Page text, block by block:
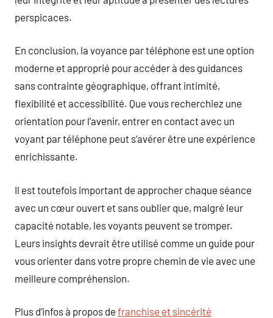
perspicaces.
En conclusion, la voyance par téléphone est une option
moderne et approprié pour accéder à des guidances
sans contrainte géographique, offrant intimité,
flexibilité et accessibilité. Que vous recherchiez une
orientation pour l’avenir, entrer en contact avec un
voyant par téléphone peut s’avérer être une expérience
enrichissante.
Il est toutefois important de approcher chaque séance
avec un cœur ouvert et sans oublier que, malgré leur
capacité notable, les voyants peuvent se tromper.
Leurs insights devrait être utilisé comme un guide pour
vous orienter dans votre propre chemin de vie avec une
meilleure compréhension.
Plus d’infos à propos de franchise et sincérité